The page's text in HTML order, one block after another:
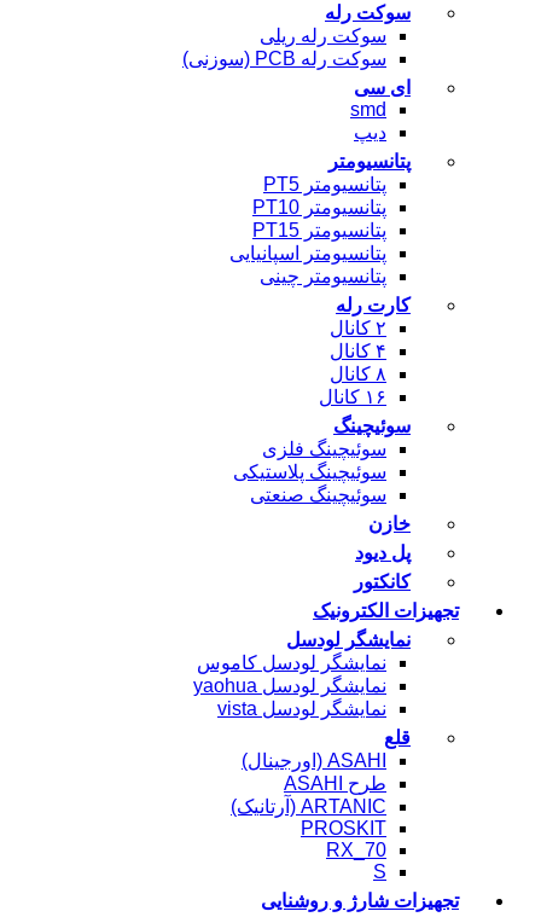
سوکت رله
سوکت رله ریلی
سوکت رله PCB (سوزنی)
ای سی
smd
دیپ
پتانسیومتر
پتانسیومتر PT5
پتانسیومتر PT10
پتانسیومتر PT15
پتانسیومتر اسپانیایی
پتانسیومتر چینی
کارت رله
۲ کانال
۴ کانال
۸ کانال
۱۶ کانال
سوئیچینگ
سوئیچینگ فلزی
سوئیچینگ پلاستیکی
سوئیچینگ صنعتی
خازن
پل دیود
کانکتور
تجهیزات الکترونیک
نمایشگر لودسل
نمایشگر لودسل کاموس
نمایشگر لودسل yaohua
نمایشگر لودسل vista
قلع
ASAHI (اورجینال)
طرح ASAHI
ARTANIC (آرتانیک)
PROSKIT
RX_70
S
تجهیزات شارژ و روشنایی